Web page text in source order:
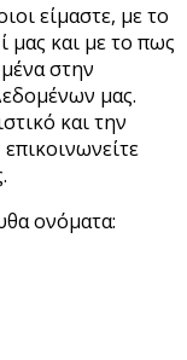
είμαστε, με το
μας και με το πως
στην
μας.
και την
ονόματα: